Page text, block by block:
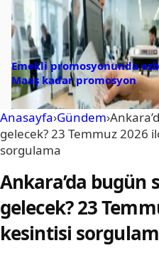
Emekli promosyonunda
Maaş kadar promosyon
Anasayfa›Gündem›
gelecek? 23 Temmuz 2026
sorgulama
Ankara’da bugün
gelecek? 23
kesintisi